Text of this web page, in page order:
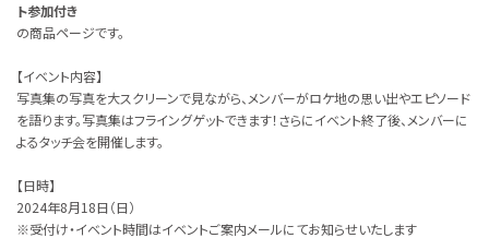
ト参加付き
の商品ページです。
【イベント内容】
写真集の写真を大スクリーンで見ながら、メンバーがロケ地の思い出やエピソード
を語ります。写真集はフライングゲットできます！さらにイベント終了後、メンバーに
よるタッチ会を開催します。
【日時】
2024年8月18日（日）
※受付け・イベント時間はイベントご案内メールにてお知らせいたします